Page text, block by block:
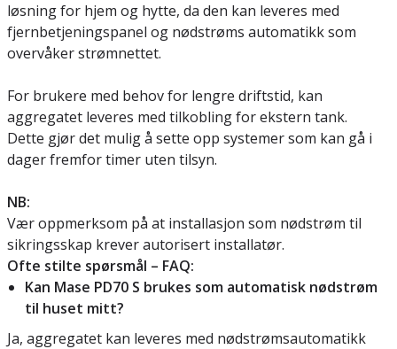
løsning for hjem og hytte, da den kan leveres med
fjernbetjeningspanel og nødstrøms automatikk som
overvåker strømnettet.
For brukere med behov for lengre driftstid, kan
aggregatet leveres med tilkobling for ekstern tank.
Dette gjør det mulig å sette opp systemer som kan gå i
dager fremfor timer uten tilsyn.
NB:
Vær oppmerksom på at installasjon som nødstrøm til
sikringsskap krever autorisert installatør.
Ofte stilte spørsmål – FAQ:
Kan Mase PD70 S brukes som automatisk nødstrøm
til huset mitt?
Ja, aggregatet kan leveres med nødstrømsautomatikk